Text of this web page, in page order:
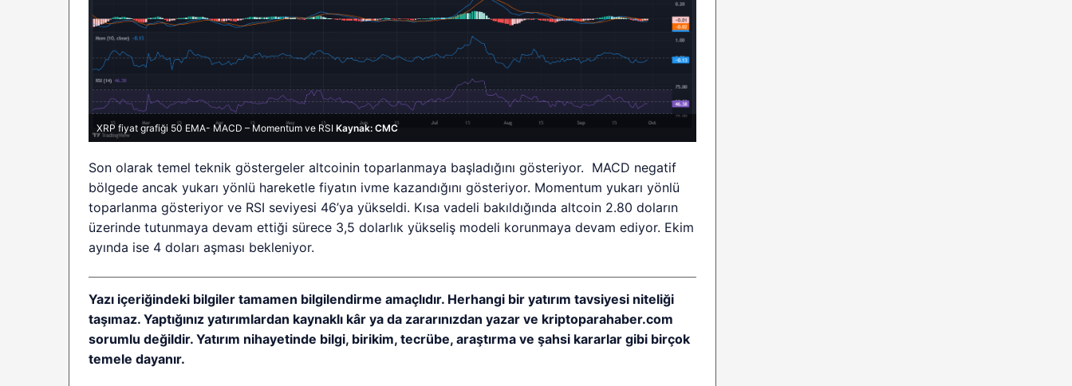
XRP fiyat grafiği 50 EMA- MACD – Momentum ve RSI Kaynak: CMC
Son olarak temel teknik göstergeler altcoinin toparlanmaya başladığını gösteriyor. MACD negatif
bölgede ancak yukarı yönlü hareketle fiyatın ivme kazandığını gösteriyor. Momentum yukarı yönlü
toparlanma gösteriyor ve RSI seviyesi 46’ya yükseldi. Kısa vadeli bakıldığında altcoin 2.80 doların
üzerinde tutunmaya devam ettiği sürece 3,5 dolarlık yükseliş modeli korunmaya devam ediyor. Ekim
ayında ise 4 doları aşması bekleniyor.
Yazı içeriğindeki bilgiler tamamen bilgilendirme amaçlıdır. Herhangi bir yatırım tavsiyesi niteliği
taşımaz. Yaptığınız yatırımlardan kaynaklı kâr ya da zararınızdan yazar ve kriptoparahaber.com
sorumlu değildir. Yatırım nihayetinde bilgi, birikim, tecrübe, araştırma ve şahsi kararlar gibi birçok
temele dayanır.